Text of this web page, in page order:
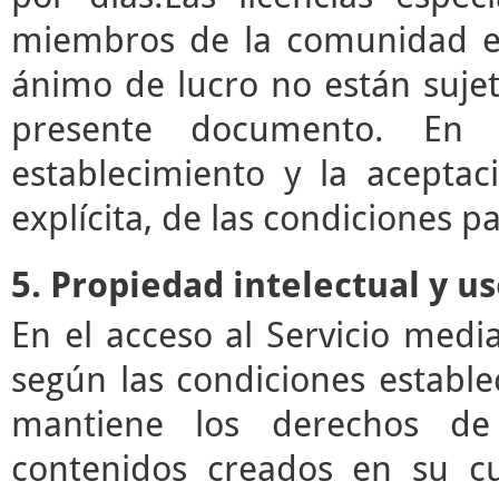
miembros de la comunidad
ánimo de lucro no están
presente documento.
establecimiento y la
explícita, de las condiciones
5. Propiedad intelectual y
En el acceso al Servicio
según las condiciones
mantiene los derechos
contenidos creados en su